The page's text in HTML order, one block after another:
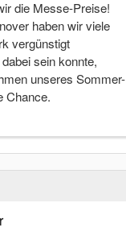
die Messe-Preise!
haben wir viele
vergünstigt
sein konnte,
unseres Sommer-
Chance.